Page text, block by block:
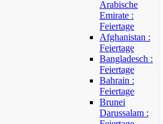
Arabische
Emirate :
Feiertage
Afghanistan :
Feiertage
Bangladesch :
Feiertage
Bahrain :
Feiertage
Brunei
Darussalam :